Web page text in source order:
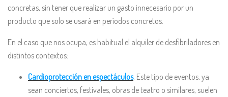
concretas, sin tener que realizar un gasto innecesario por un
producto que solo se usará en períodos concretos.
En el caso que nos ocupa, es habitual el alquiler de desfibriladores en
distintos contextos:
Cardioprotección en espectáculos. Este tipo de eventos, ya
sean conciertos, festivales, obras de teatro o similares, suelen